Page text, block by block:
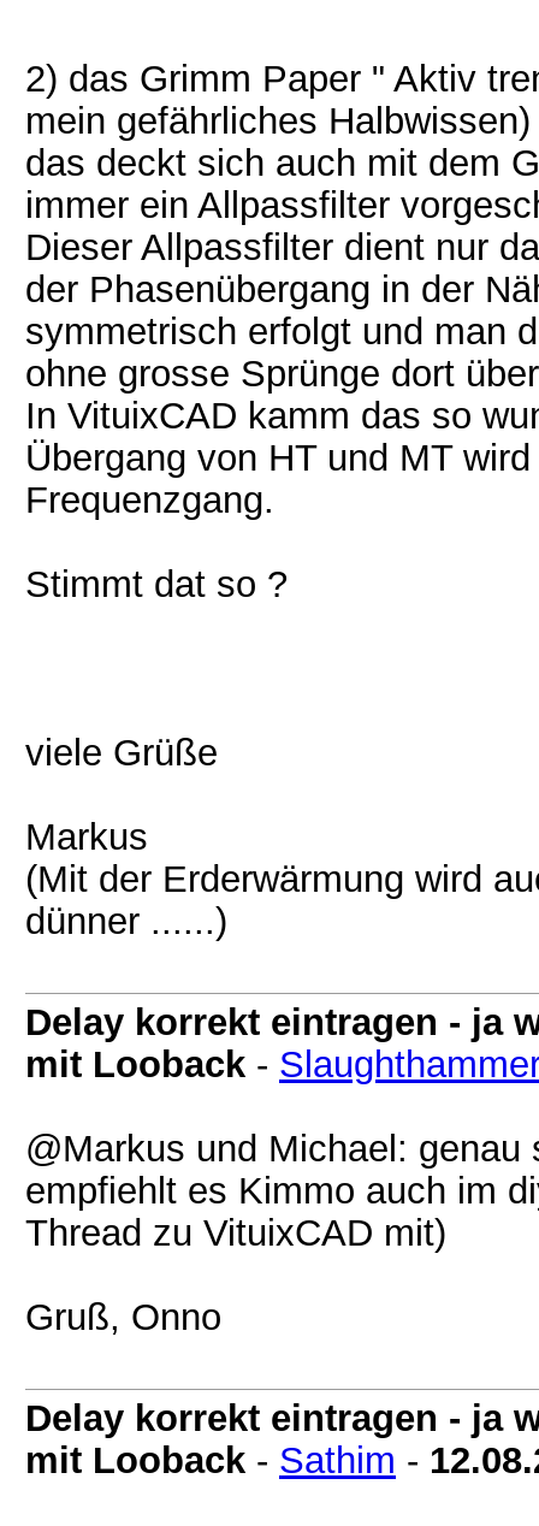
2) das Grimm Paper " Aktiv
mein gefährliches Halbwissen)
das deckt sich auch mit dem
immer ein Allpassfilter
Dieser Allpassfilter dient nur
der Phasenübergang in der
symmetrisch erfolgt und man
ohne grosse Sprünge dort
In VituixCAD kamm das so
Übergang von HT und MT
Frequenzgang.
Stimmt dat so ?
viele Grüße
Markus
(Mit der Erderwärmung wird
dünner ......)
Delay korrekt eintragen - ja
mit Looback -
@Markus und Michael:
empfiehlt es Kimmo auch im
Thread zu VituixCAD mit)
Gruß, Onno
Delay korrekt eintragen - ja
mit Looback - Sathim -